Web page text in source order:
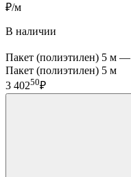
₽/м
В наличии
Пакет (полиэтилен) 5 м —
Пакет (полиэтилен) 5 м
3 40250₽